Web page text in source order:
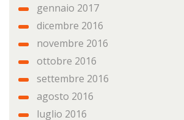
gennaio 2017
dicembre 2016
novembre 2016
ottobre 2016
settembre 2016
agosto 2016
luglio 2016